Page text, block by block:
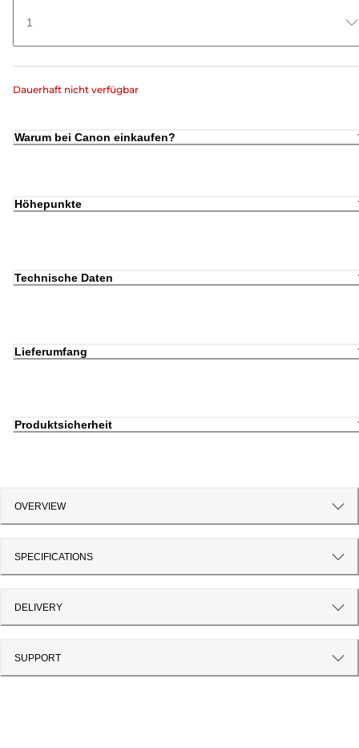
1
Dauerhaft nicht verfügbar
Warum bei Canon einkaufen?
Höhepunkte
Technische Daten
Lieferumfang
Produktsicherheit
OVERVIEW
SPECIFICATIONS
DELIVERY
SUPPORT